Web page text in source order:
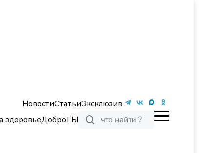
НовостиСтатьиЭксклюзив
здоровьеДоброТЫ